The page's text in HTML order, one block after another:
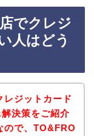
でクレジ
人はどう
レジットカード
決策をご紹介
ので、TO&FRO